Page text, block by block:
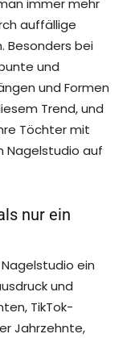
immer mehr
auffällige
Besonders bei
und
und Formen
Trend, und
Töchter mit
Nagelstudio auf
nur ein
ein
und
TikTok-
Jahrzehnte,